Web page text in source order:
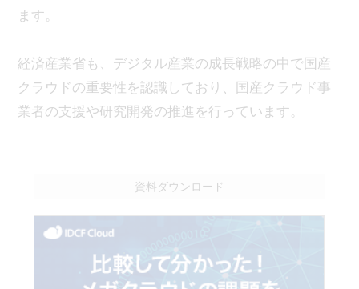
ます。
経済産業省も、デジタル産業の成長戦略の中で国産
クラウドの重要性を認識しており、国産クラウド事
業者の支援や研究開発の推進を行っています。